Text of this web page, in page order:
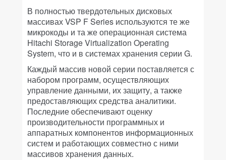
В полностью твердотельных дисковых
массивах VSP F Series используются те же
микрокоды и та же операционная система
Hitachi Storage Virtualization Operating
System, что и в системах хранения серии G.
Каждый массив новой серии поставляется с
набором программ, осуществляющих
управление данными, их защиту, а также
предоставляющих средства аналитики.
Последние обеспечивают оценку
производительности программных и
аппаратных компонентов информационных
систем и работающих совместно с ними
массивов хранения данных.